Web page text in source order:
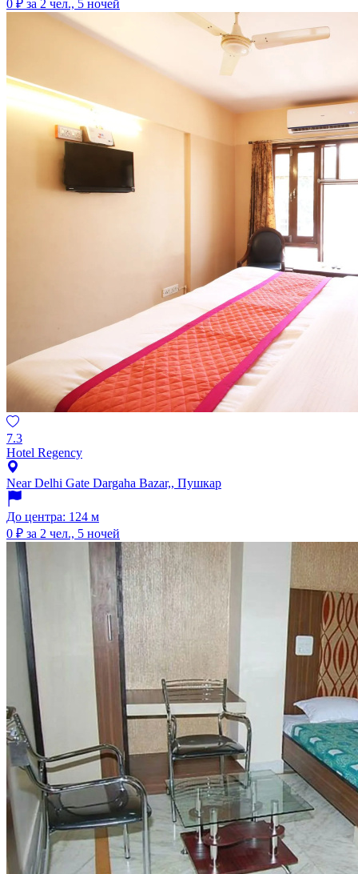
0 ₽ за 2 чел., 5 ночей
7.3
Hotel Regency
Near Delhi Gate Dargaha Bazar,, Пушкар
До центра: 124 м
0 ₽ за 2 чел., 5 ночей